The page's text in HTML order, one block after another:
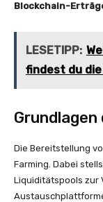
Blockchain-
LESETIPP:
findest du
Die Bereitstellung
Farming. Dabei
Liquiditätspools zur